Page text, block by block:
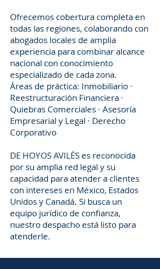
Ofrecemos cobertura completa en
todas las regiones, colaborando con
abogados locales de amplia
experiencia para combinar alcance
nacional con conocimiento
especializado de cada zona.
Áreas de práctica: Inmobiliario ·
Reestructuración Financiera ·
Quiebras Comerciales · Asesoría
Empresarial y Legal · Derecho
Corporativo
DE HOYOS AVILÉS es reconocida
por su amplia red legal y su
capacidad para atender a clientes
con intereses en México, Estados
Unidos y Canadá. Si busca un
equipo jurídico de confianza,
nuestro despacho está listo para
atenderle.